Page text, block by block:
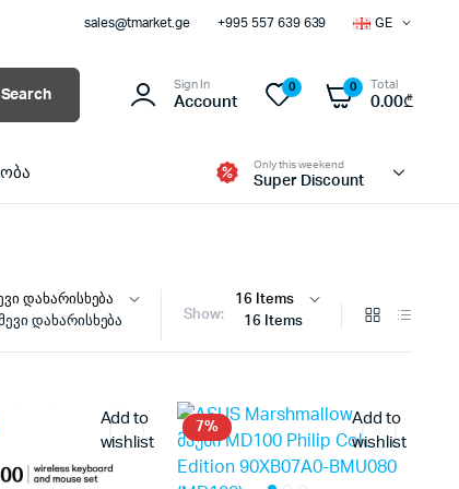
sales@tmarket.ge +995 557 639 639 GE
Search
Sign In
Account
0 0 Total
0.00₾
Only this weekend
Super Discount
დახარისხება Show: 16 Items
Add to
wishlist
7%
Add to
wishlist